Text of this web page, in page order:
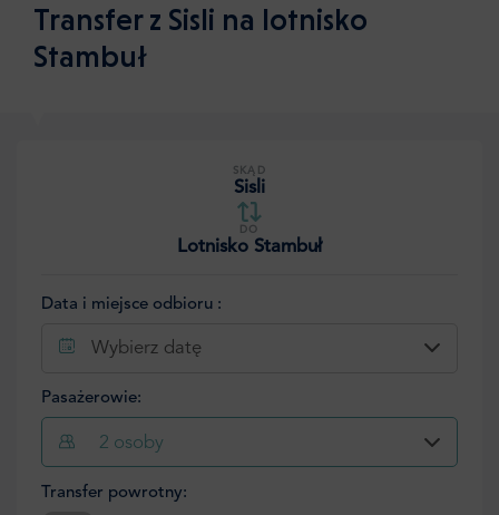
Transfer z Sisli na lotnisko
Stambuł
SKĄD
Sisli
DO
Lotnisko Stambuł
Data i miejsce odbioru :
Wybierz datę
Pasażerowie:
2 osoby
Transfer powrotny: